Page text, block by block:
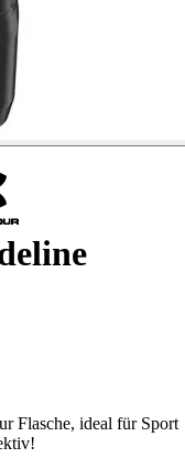
Flasche, ideal für Sport